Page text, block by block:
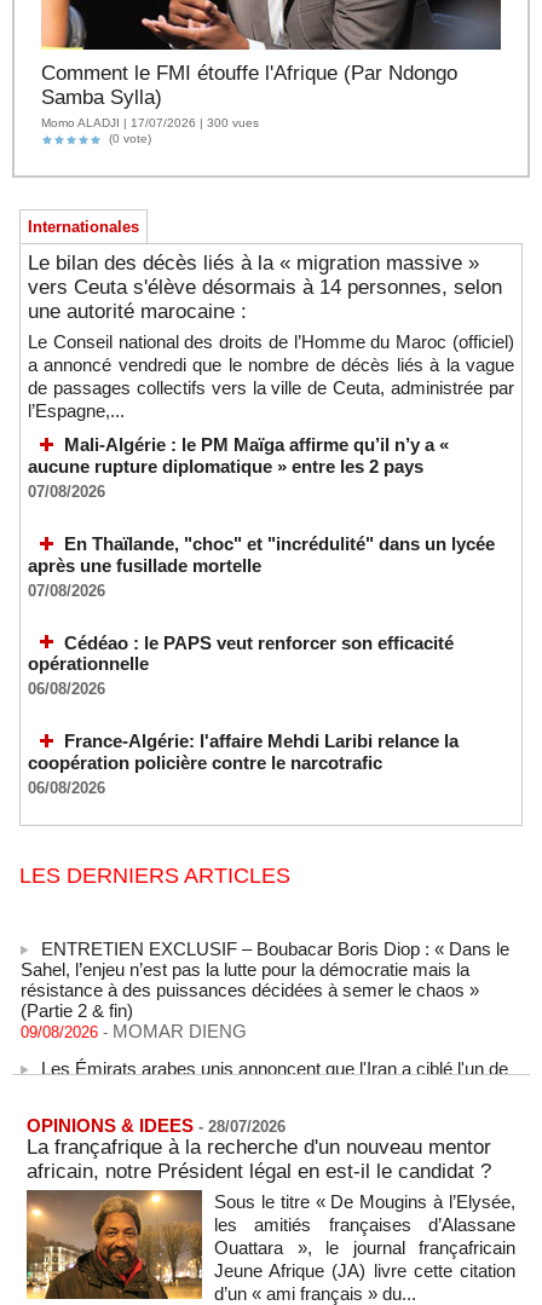
Comment le FMI étouffe l'Afrique (Par Ndongo
Samba Sylla)
Momo ALADJI | 17/07/2026 | 300 vues
(0 vote)
Internationales
Le bilan des décès liés à la « migration massive »
vers Ceuta s'élève désormais à 14 personnes, selon
une autorité marocaine :
Le Conseil national des droits de l’Homme du Maroc (officiel)
a annoncé vendredi que le nombre de décès liés à la vague
de passages collectifs vers la ville de Ceuta, administrée par
l’Espagne,...
Mali-Algérie : le PM Maïga affirme qu’il n’y a «
aucune rupture diplomatique » entre les 2 pays
07/08/2026
En Thaïlande, "choc" et "incrédulité" dans un lycée
après une fusillade mortelle
07/08/2026
Cédéao : le PAPS veut renforcer son efficacité
opérationnelle
06/08/2026
France-Algérie: l'affaire Mehdi Laribi relance la
coopération policière contre le narcotrafic
06/08/2026
LES DERNIERS ARTICLES
Sahel, l’enjeu n’est pas la lutte pour la démocratie mais la
résistance à des puissances décidées à semer le chaos »
(Partie 2 & fin)
09/08/2026 -MOMAR DIENG
leurs navires avec un missile dans le détroit d'Ormuz
Le bilan des décès liés à la « migration massive » vers
Ceuta s'élève désormais à 14 personnes, selon une autorité
marocaine :
08/08/2026 -
Sénégal - Une revue de presse du 8 août 2026 (Par IA)
08/08/2026 -MOMO ALADJI
SENEGAL - Les Unes de la presse quotidienne du 8/9 août
OPINIONS & IDEES - 28/07/2026
La françafrique à la recherche d'un nouveau mentor
africain, notre Président légal en est-il le candidat ?
Sous le titre « De Mougins à l’Elysée,
les amitiés françaises d’Alassane
Ouattara », le journal françafricain
Jeune Afrique (JA) livre cette citation
d’un « ami français » du...